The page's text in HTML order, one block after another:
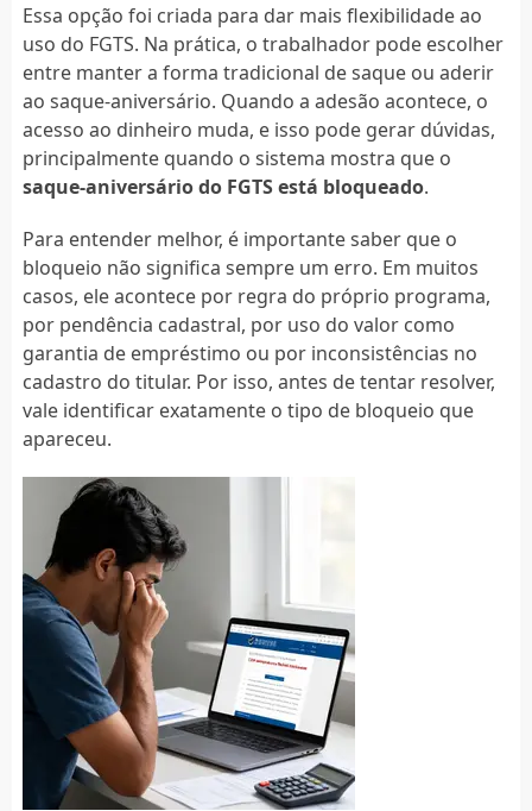
Essa opção foi criada para dar mais flexibilidade ao
uso do FGTS. Na prática, o trabalhador pode escolher
entre manter a forma tradicional de saque ou aderir
ao saque-aniversário. Quando a adesão acontece, o
acesso ao dinheiro muda, e isso pode gerar dúvidas,
principalmente quando o sistema mostra que o
saque-aniversário do FGTS está bloqueado.
Para entender melhor, é importante saber que o
bloqueio não significa sempre um erro. Em muitos
casos, ele acontece por regra do próprio programa,
por pendência cadastral, por uso do valor como
garantia de empréstimo ou por inconsistências no
cadastro do titular. Por isso, antes de tentar resolver,
vale identificar exatamente o tipo de bloqueio que
apareceu.